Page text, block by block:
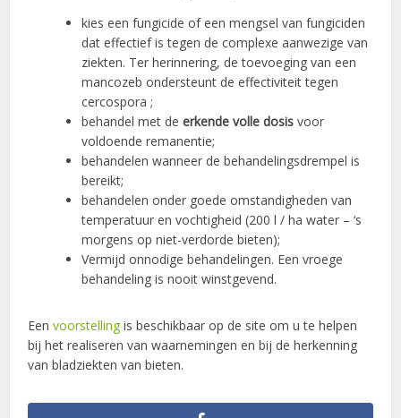
kies een fungicide of een mengsel van fungiciden
dat effectief is tegen de complexe aanwezige van
ziekten. Ter herinnering, de toevoeging van een
mancozeb ondersteunt de effectiviteit tegen
cercospora ;
behandel met deerkende volle dosis voor
voldoende remanentie;
behandelen wanneer de behandelingsdrempel is
bereikt;
behandelen onder goede omstandigheden van
temperatuur en vochtigheid (200 l / ha water – ‘s
morgens op niet-verdorde bieten);
Vermijd onnodige behandelingen. Een vroege
behandeling is nooit winstgevend.
Eenvoorstelling is beschikbaar op de site om u te helpen
bij het realiseren van waarnemingen en bij de herkenning
van bladziekten van bieten.